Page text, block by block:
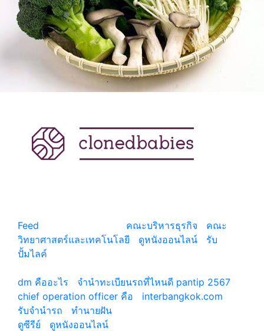
Feed
คณะบริหารธุรกิจ
คณะ
วิทยาศาสตร์และเทคโนโลยี
ดูหนังออนไลน์
รับ
ปั้มไลค์
dm คืออะไร
จํานําทะเบียนรถที่ไหนดี pantip 2567
chief operation officer คือ
interbangkok.com
รับจํานํารถ
ทํานายฝัน
ดูซีรีย์
ดูหนังออนไลน์